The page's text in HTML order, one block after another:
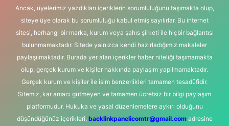
Ancak, üyelerimiz yazdıkları içeriklerin sorumluluğunu taşımakta olup,
siteye üye olarak bu sorumluluğu kabul etmiş sayılırlar. Bu internet
sitesi, herhangi bir marka, kurum veya şahıs şirketi ile hiçbir bağlantısı
bulunmamaktadır. Sitede yalnızca kendi hazırladığımız makaleler
paylaşılmaktadır. Burada yer alan içerikler haber niteliği taşımamakta
olup, gerçek kurum ve kişiler hakkında paylaşım yapılmamaktadır.
Gerçek kurum ve kişiler ile isim benzerlikleri tamamen tesadüfidir.
Sitemiz, kar amacı gütmeyen ve tamamen ücretsiz bir bilgi paylaşım
platformudur. Hukuka ve yasal düzenlemelere aykırı olduğunu
düşündüğünüz içerikleri, backlinkpanelicomtr@gmail.comadresine